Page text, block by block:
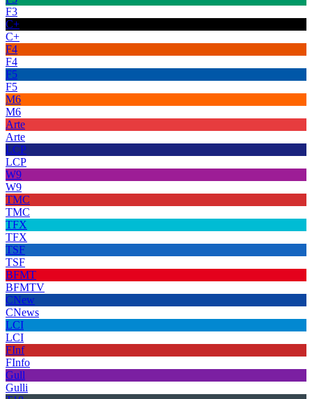
F3
C+
C+
F4
F4
F5
F5
M6
M6
Arte
Arte
LCP
LCP
W9
W9
TMC
TMC
TFX
TFX
TSF
TSF
BFMT
BFMTV
CNew
CNews
LCI
LCI
FInf
FInfo
Gull
Gulli